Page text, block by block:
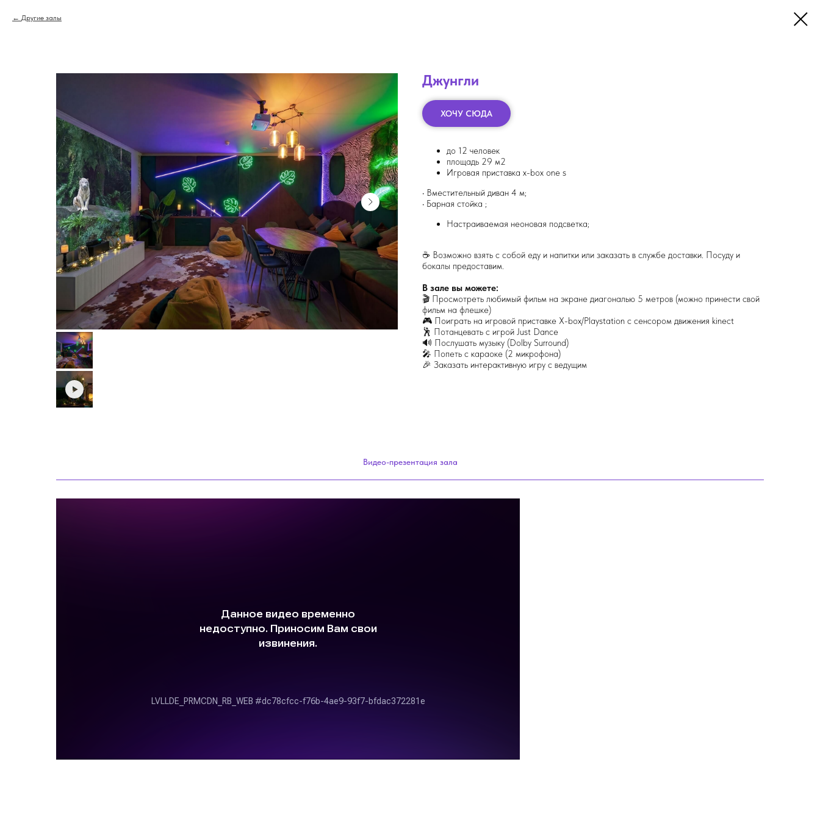
Другие залы
Джунгли
ХОЧУ СЮДА
до 12 человек
площадь 29 м2
Игровая приставка x-box one s
• Вместительный диван 4 м;
• Барная стойка ;
Настраиваемая неоновая подсветка;
☕ Возможно взять с собой еду и напитки или заказать в службе доставки. Посуду и
бокалы предоставим.
В зале вы можете:
🎬 Просмотреть любимый фильм на экране диагональю 5 метров (можно принести свой
фильм на флешке)
🎮 Поиграть на игровой приставке X-box/Playstation с сенсором движения kinect
🕺 Потанцевать с игрой Just Dance
🔊 Послушать музыку (Dolby Surround)
🎤 Попеть с караоке (2 микрофона)
🎉 Заказать интерактивную игру с ведущим
Видео-презентация зала